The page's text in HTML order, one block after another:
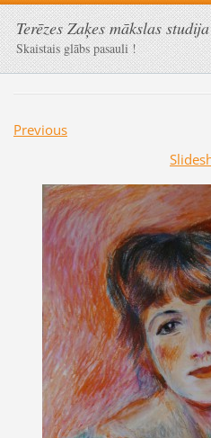
Terēzes Zaķes mākslas studija
Skaistais glābs pasauli !
Previous